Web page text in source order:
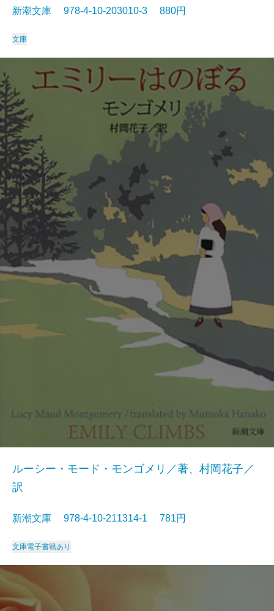
新潮文庫 978-4-10-203010-3 880円
文庫
ルーシー・モード・モンゴメリ／著、村岡花子／
訳
新潮文庫 978-4-10-211314-1 781円
文庫電子書籍あり